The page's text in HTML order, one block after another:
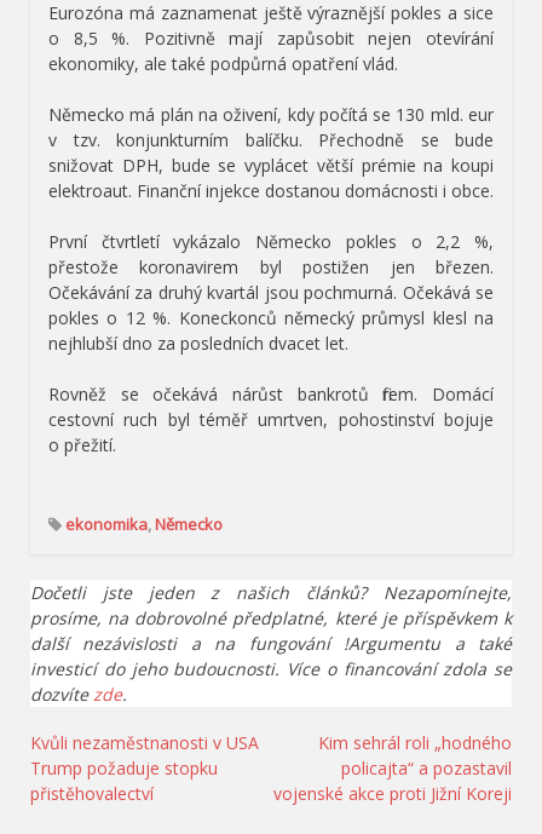
Eurozóna má zaznamenat ještě výraznější pokles a sice
o 8,5 %. Pozitivně mají zapůsobit nejen otevírání
ekonomiky, ale také podpůrná opatření vlád.
Německo má plán na oživení, kdy počítá se 130 mld. eur
v tzv. konjunkturním balíčku. Přechodně se bude
snižovat DPH, bude se vyplácet větší prémie na koupi
elektroaut. Finanční injekce dostanou domácnosti i obce.
První čtvrtletí vykázalo Německo pokles o 2,2 %,
přestože koronavirem byl postižen jen březen.
Očekávání za druhý kvartál jsou pochmurná. Očekává se
pokles o 12 %. Koneckonců německý průmysl klesl na
nejhlubší dno za posledních dvacet let.
Rovněž se očekává nárůst bankrotů firem. Domácí
cestovní ruch byl téměř umrtven, pohostinství bojuje
o přežití.
ekonomika,Německo
Dočetli jste jeden z našich článků? Nezapomínejte,
prosíme, na dobrovolné předplatné, které je příspěvkem k
další nezávislosti a na fungování !Argumentu a také
investicí do jeho budoucnosti. Více o financování zdola se
dozvítezde.
Navigace
pro
Kvůli nezaměstnanosti v USA
Trump požaduje stopku
přistěhovalectví
Kim sehrál roli „hodného
policajta“ a pozastavil
vojenské akce proti Jižní Koreji